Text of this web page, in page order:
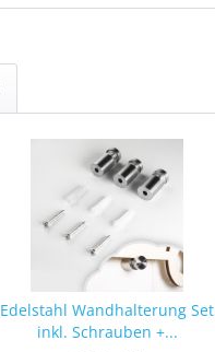
Edelstahl Wandhalterung Set
inkl. Schrauben +...